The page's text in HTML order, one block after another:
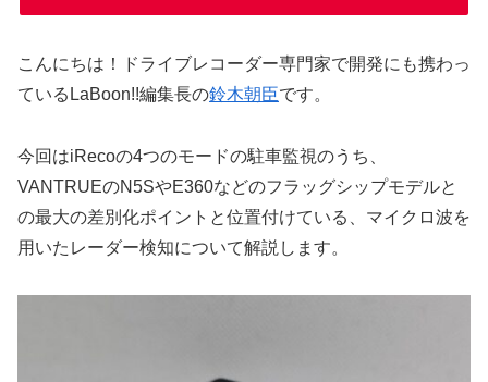
こんにちは！ドライブレコーダー専門家で開発にも携わっ
ているLaBoon!!編集長の鈴木朝臣です。
今回はiRecoの4つのモードの駐車監視のうち、
VANTRUEのN5SやE360などのフラッグシップモデルと
の最大の差別化ポイントと位置付けている、マイクロ波を
用いたレーダー検知について解説します。